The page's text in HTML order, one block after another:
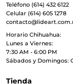
Teléfono (614) 432 6122
Celular (614) 605 1278
Horario Chihuahua:
Lunes a Viernes:
7:30 AM - 6:00 PM
Sábados y Domingos:
Tienda